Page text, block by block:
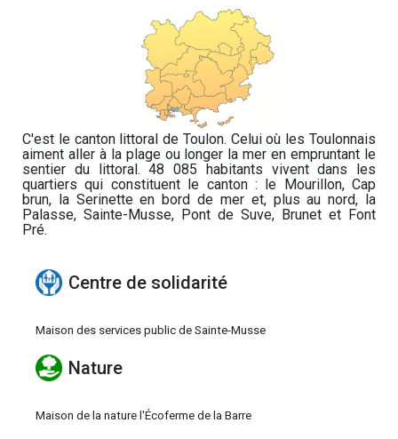
C'est le canton littoral de Toulon. Celui où les Toulonnais
aiment aller à la plage ou longer la mer en empruntant le
sentier du littoral. 48 085 habitants vivent dans les
quartiers qui constituent le canton : le Mourillon, Cap
brun, la Serinette en bord de mer et, plus au nord, la
Palasse, Sainte-Musse, Pont de Suve, Brunet et Font
Pré.
Centre de solidarité
Maison des services public de Sainte-Musse
Nature
Maison de la nature l'Écoferme de la Barre